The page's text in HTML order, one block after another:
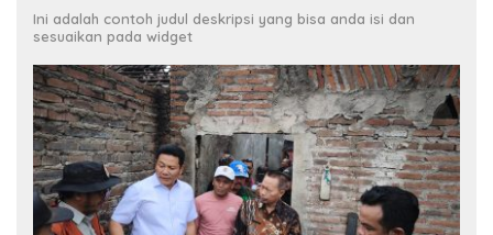
Ini adalah contoh judul deskripsi yang bisa anda isi dan
sesuaikan pada widget